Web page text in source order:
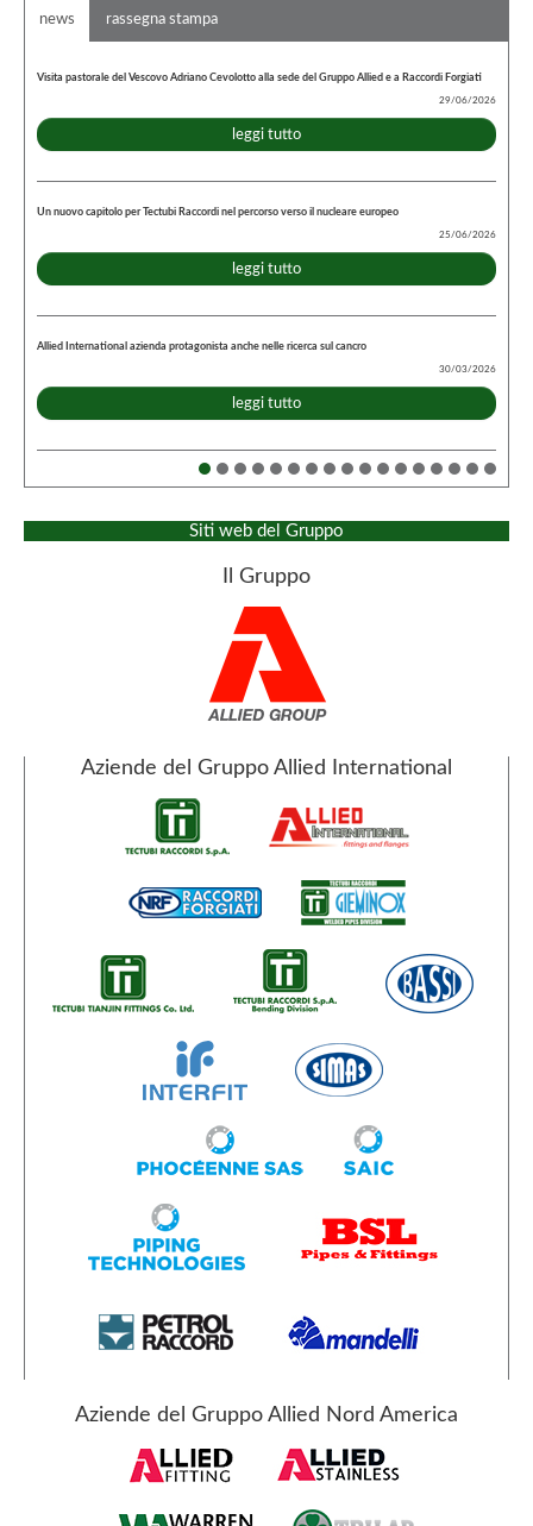
news rassegna stampa
Visita pastorale del Vescovo Adriano Cevolotto alla sede del Gruppo Allied e a Raccordi Forgiati
29/06/2026
leggi tutto
Un nuovo capitolo per Tectubi Raccordi nel percorso verso il nucleare europeo
25/06/2026
leggi tutto
Allied International azienda protagonista anche nelle ricerca sul cancro
30/03/2026
leggi tutto
Siti web del Gruppo
Il Gruppo
Aziende del Gruppo Allied International
Aziende del Gruppo Allied Nord America